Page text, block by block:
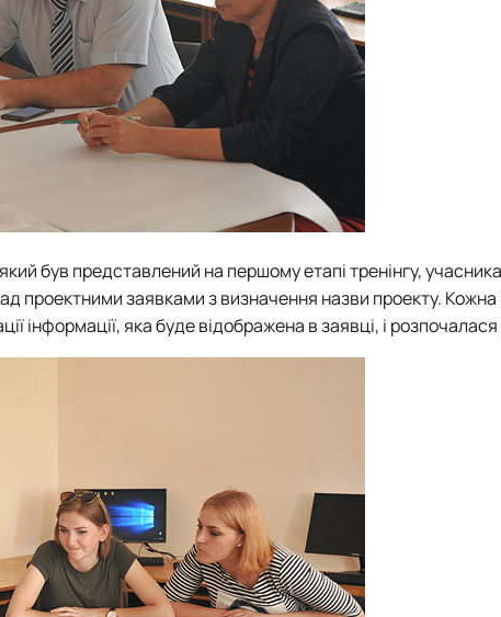
був представлений на першому етапі тренінгу,
проектними заявками з визначення назви проекту.
інформації, яка буде відображена в заявці, і